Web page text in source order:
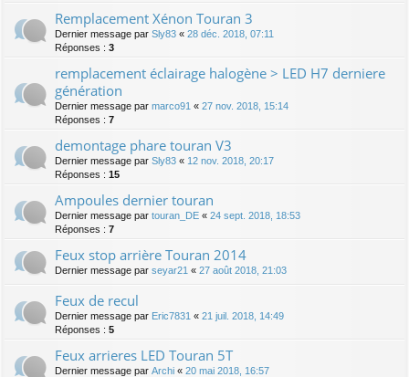
Remplacement Xénon Touran 3
Dernier message par Sly83 « 28 déc. 2018, 07:11
Réponses : 3
remplacement éclairage halogène > LED H7 derniere
génération
Dernier message par marco91 « 27 nov. 2018, 15:14
Réponses : 7
demontage phare touran V3
Dernier message par Sly83 « 12 nov. 2018, 20:17
Réponses : 15
Ampoules dernier touran
Dernier message par touran_DE « 24 sept. 2018, 18:53
Réponses : 7
Feux stop arrière Touran 2014
Dernier message par seyar21 « 27 août 2018, 21:03
Feux de recul
Dernier message par Eric7831 « 21 juil. 2018, 14:49
Réponses : 5
Feux arrieres LED Touran 5T
Dernier message par Archi « 20 mai 2018, 16:57